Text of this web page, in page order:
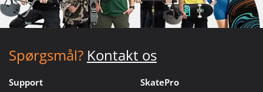
Spørgsmål? Kontakt os
Support SkatePro